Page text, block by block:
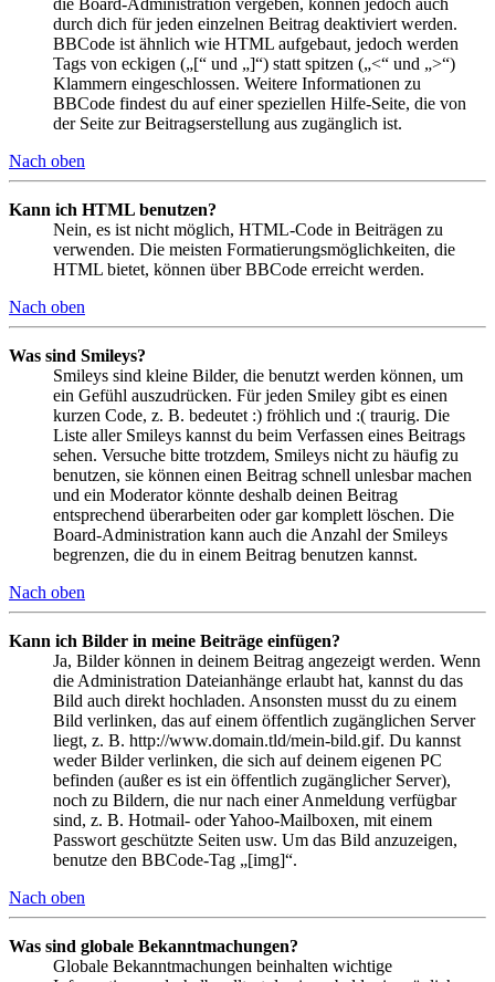
durch dich für jeden einzelnen Beitrag deaktiviert werden.
BBCode ist ähnlich wie HTML aufgebaut, jedoch werden
Tags von eckigen („[“ und „]“) statt spitzen („<“ und „>“)
Klammern eingeschlossen. Weitere Informationen zu
BBCode findest du auf einer speziellen Hilfe-Seite, die von
der Seite zur Beitragserstellung aus zugänglich ist.
Nach oben
Kann ich HTML benutzen?
Nein, es ist nicht möglich, HTML-Code in Beiträgen zu
verwenden. Die meisten Formatierungsmöglichkeiten, die
HTML bietet, können über BBCode erreicht werden.
Nach oben
Was sind Smileys?
Smileys sind kleine Bilder, die benutzt werden können, um
ein Gefühl auszudrücken. Für jeden Smiley gibt es einen
kurzen Code, z. B. bedeutet :) fröhlich und :( traurig. Die
Liste aller Smileys kannst du beim Verfassen eines Beitrags
sehen. Versuche bitte trotzdem, Smileys nicht zu häufig zu
benutzen, sie können einen Beitrag schnell unlesbar machen
und ein Moderator könnte deshalb deinen Beitrag
entsprechend überarbeiten oder gar komplett löschen. Die
Board-Administration kann auch die Anzahl der Smileys
begrenzen, die du in einem Beitrag benutzen kannst.
Nach oben
Kann ich Bilder in meine Beiträge einfügen?
Ja, Bilder können in deinem Beitrag angezeigt werden. Wenn
die Administration Dateianhänge erlaubt hat, kannst du das
Bild auch direkt hochladen. Ansonsten musst du zu einem
Bild verlinken, das auf einem öffentlich zugänglichen Server
liegt, z. B. http://www.domain.tld/mein-bild.gif. Du kannst
weder Bilder verlinken, die sich auf deinem eigenen PC
befinden (außer es ist ein öffentlich zugänglicher Server),
noch zu Bildern, die nur nach einer Anmeldung verfügbar
sind, z. B. Hotmail- oder Yahoo-Mailboxen, mit einem
Passwort geschützte Seiten usw. Um das Bild anzuzeigen,
benutze den BBCode-Tag „[img]“.
Nach oben
Was sind globale Bekanntmachungen?
Globale Bekanntmachungen beinhalten wichtige